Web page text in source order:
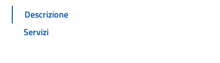
Descrizione
Servizi